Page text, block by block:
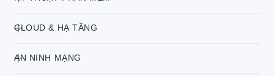
CLOUD & HẠ TẦNG
AN NINH MẠNG